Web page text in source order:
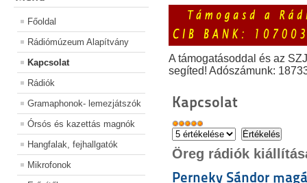
Főoldal
Rádiómúzeum Alapítvány
Kapcsolat
Rádiók
Gramaphonok- lemezjátszók
Órsós és kazettás magnók
Hangfalak, fejhallgatók
Mikrofonok
A támogatásoddal és az
segíted! Adószámunk:
Kapcsolat
Öreg rádiók
Perneky Sándor